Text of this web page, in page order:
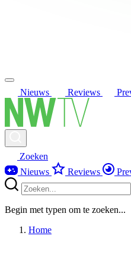
Nieuws Reviews
Zoeken
Nieuws
Reviews
Begin met typen om te zoeken...
Home